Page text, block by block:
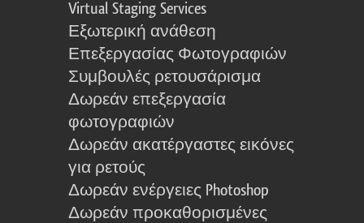
Virtual Staging Services
Εξωτερική ανάθεση
Επεξεργασίας Φωτογραφιών
Συμβουλές ρετουσάρισμα
Δωρεάν επεξεργασία
φωτογραφιών
Δωρεάν ακατέργαστες εικόνες
για ρετούς
Δωρεάν ενέργειες Photoshop
Δωρεάν προκαθορισμένες